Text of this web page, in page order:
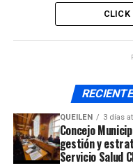
estudiantes por medio
La identificación este
su ingreso el año 2016
El proceso 2015, se
un mayor número de
destaca la equidad de
acotados.
CLICK
QUEILEN 3 días
Concejo
gestión y
Servicio Salud